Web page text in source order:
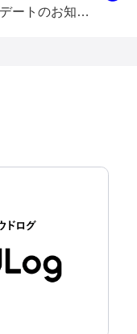
ートのお知ら